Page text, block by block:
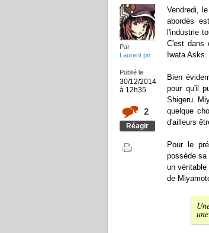
Par
Laurent pn
Publié le
30/12/2014
à 12h35
2
Réagir
Vendredi,
abordés
l'industrie
C'est dans
Iwata Asks.
Bien
pour qu'il
Shigeru
quelque
d'ailleurs
Pour le
possède
un
de